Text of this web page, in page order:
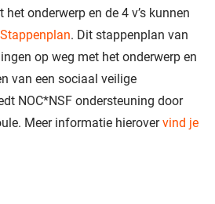
onderwerp en de 4 v’s kunnen
. Dit stappenplan van
op weg met het onderwerp en
van een sociaal veilige
NOC*NSF ondersteuning door
Meer informatie hierovervind je